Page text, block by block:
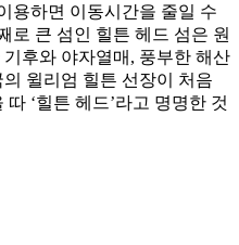
용하면 이동시간을 줄일 수
로 큰 섬인 힐튼 헤드 섬은 원
후와 야자열매, 풍부한 해산
윌리엄 힐튼 선장이 처음
‘힐튼 헤드’라고 명명한 것